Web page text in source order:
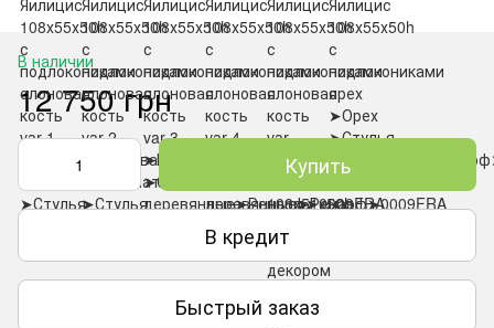
В наличии
12 750 грн
Купить
В кредит
Быстрый заказ